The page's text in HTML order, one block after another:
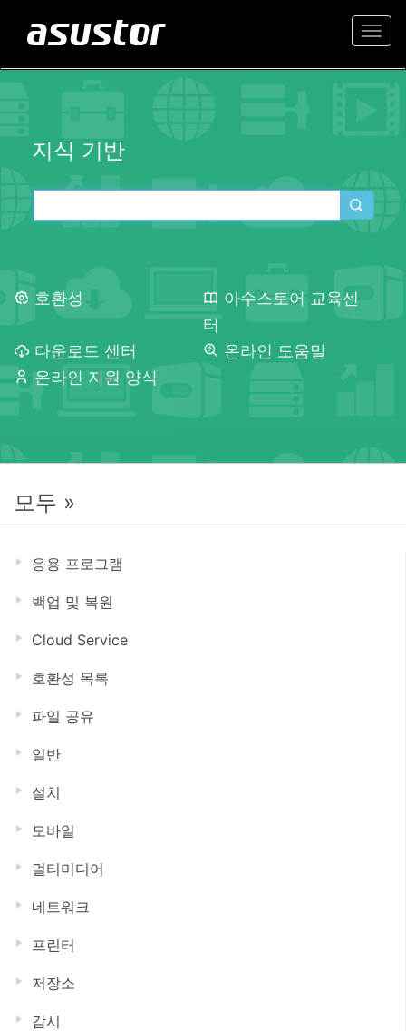
지식 기반
호환성
아수스토어 교육센
터
다운로드 센터
온라인 도움말
온라인 지원 양식
모두 »
응용 프로그램
백업 및 복원
Cloud Service
호환성 목록
파일 공유
일반
설치
모바일
멀티미디어
네트워크
프린터
저장소
감시